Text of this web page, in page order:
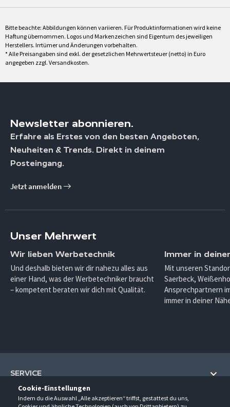
Cookie-Einstellungen
Indem du die Auswahl „Alle akzeptieren“ triffst, gestattest du uns,
Bitte beachte: Abbildungen können variieren. Für Produktinformationen wird keine
Haftung übernommen. Logos und Markenzeichen sind Eigentum des jeweiligen
Herstellers. Irrtümer und Änderungen vorbehalten.
* Alle Preisangaben sind exkl. der gesetzlichen Mehrwertsteuer (netto) in Euro
angegeben zzgl. Versandkosten.
Newsletter abonnieren.
Erfahre als Erstes von den besten Angeboten,
Neuheiten & Trends. Direkt in deinem
Posteingang.
Jetzt anmelden
Unser Mehrwert
Wir lieben Werbetechnik
Und deshalb bieten wir dir nahezu alles aus
einer Hand, was der Werbetechniker braucht
– kompetent beraten wir dich mit Qualität.
Immer in
Mit unseren
Saerbeck,
Ansprechpartnern
immer in deiner
SERVICE
Hilfe und Information
UNTERNEHMEN